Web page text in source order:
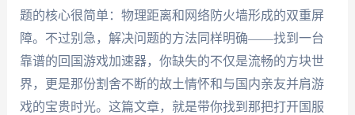
题的核心很简单：物理距离和网络防火墙形成的双重屏
障。不过别急，解决问题的方法同样明确——找到一台
靠谱的回国游戏加速器，你缺失的不仅是流畅的方块世
界，更是那份割舍不断的故土情怀和与国内亲友并肩游
戏的宝贵时光。这篇文章，就是带你找到那把打开国服